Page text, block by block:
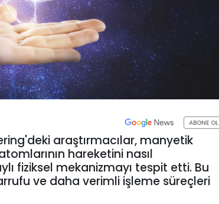
ABONE OL
araştırmacılar, manyetik
hareketini nasıl
fiziksel mekanizmayı tespit etti. Bu
ve daha verimli işleme süreçleri